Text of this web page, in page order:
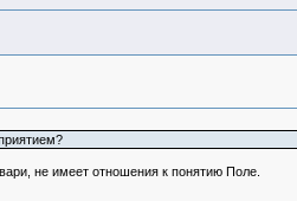
не имеет отношения к понятию Поле.